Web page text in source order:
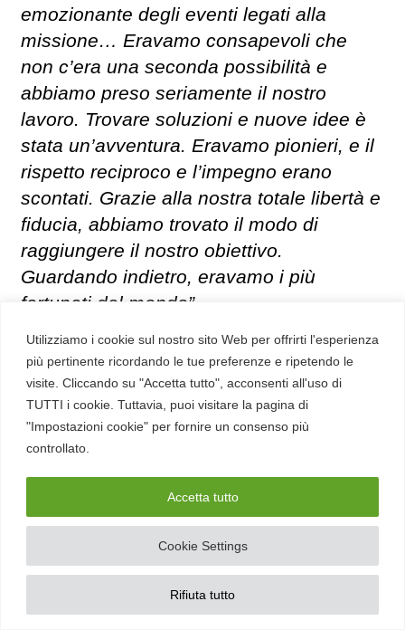
Utilizziamo i cookie sul nostro sito Web per offrirti l'esperienza
più pertinente ricordando le tue preferenze e ripetendo le
visite. Cliccando su "Accetta tutto", acconsenti all'uso di
TUTTI i cookie. Tuttavia, puoi visitare la pagina di
"Impostazioni cookie" per fornire un consenso più
controllato.
Cookie Settings
Rifiuta tutto
Accetta tutto
emozionante degli eventi legati alla
missione… Eravamo consapevoli che
non c’era una seconda possibilità e
abbiamo preso seriamente il nostro
lavoro. Trovare soluzioni e nuove idee è
stata un’avventura. Eravamo pionieri, e il
rispetto reciproco e l’impegno erano
scontati. Grazie alla nostra totale libertà e
fiducia, abbiamo trovato il modo di
raggiungere il nostro obiettivo.
Guardando indietro, eravamo i più
fortunati del mondo”.
Maria Skłodowska-Curie